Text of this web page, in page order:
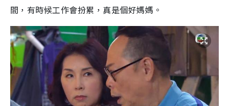
間，有時候工作會扮累，真是個好媽媽。